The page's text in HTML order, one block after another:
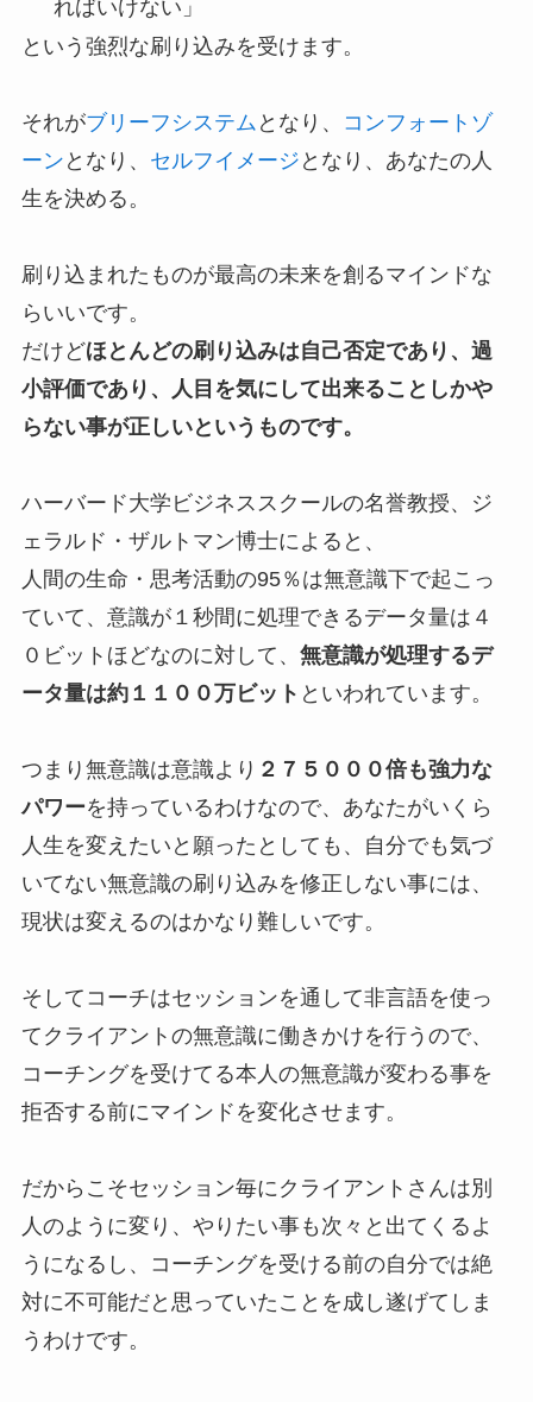
ればいけない」
という強烈な刷り込みを受けます。
それがブリーフシステム となり、
コンフォートゾ
ーン となり、 セルフイメージ となり、あなたの人
生を決める。
刷り込まれたものが最高の未来を創るマインドな
らいいです。
だけどほとんどの刷り込みは自己否定であり、過
小評価であり、人目を気にして出来ることしかや
らない事が正しいというものです。
ハーバード大学ビジネススクールの名誉教授、ジ
ェラルド・ザルトマン博士によると、
人間の生命・思考活動の95％は無意識下で起こっ
ていて、意識が１秒間に処理できるデータ量は４
０ビットほどなのに対して、 無意識が処理するデ
ータ量は約１１００万ビット といわれています。
つまり無意識は意識より ２７５０００倍も強力な
パワーを持っているわけなので、あなたがいくら
人生を変えたいと願ったとしても、自分でも気づ
いてない無意識の刷り込みを修正しない事には、
現状は変えるのはかなり難しいです。
そしてコーチはセッションを通して非言語を使っ
てクライアントの無意識に働きかけを行うので、
コーチングを受けてる本人の無意識が変わる事を
拒否する前にマインドを変化させます。
だからこそセッション毎にクライアントさんは別
人のように変り、やりたい事も次々と出てくるよ
うになるし、コーチングを受ける前の自分では絶
対に不可能だと思っていたことを成し遂げてしま
うわけです。